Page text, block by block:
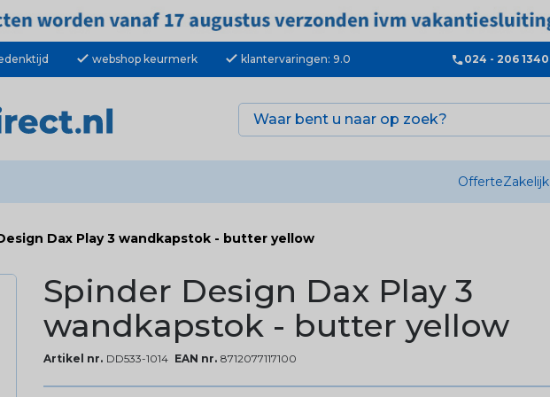
check webshop keurmerk check klantervaringen: 9.0 024 - 206 1340
OfferteZakelijk
Dax Play 3 wandkapstok - butter yellow
Spinder Design Dax Play 3
wandkapstok - butter yellow
Artikel nr. DD533-1014 EAN nr. 8712077117100